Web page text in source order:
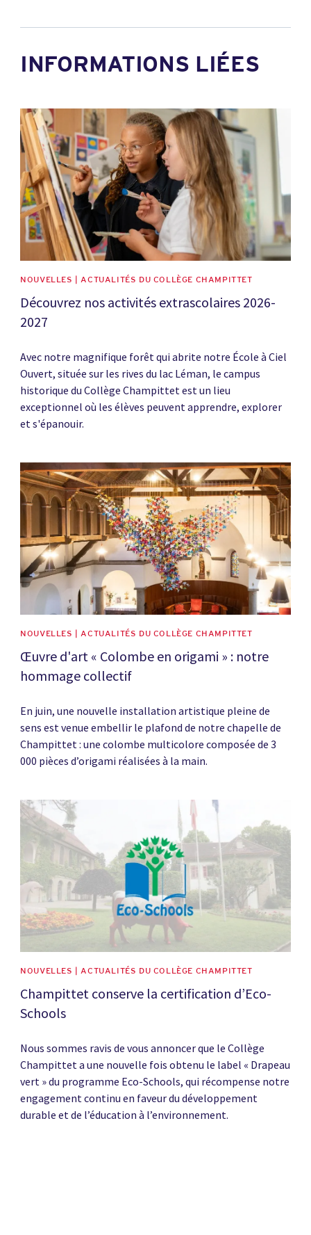
INFORMATIONS LIÉES
News image
NOUVELLES | ACTUALITÉS DU COLLÈGE CHAMPITTET
Découvrez nos activités extrascolaires 2026-
2027
Avec notre magnifique forêt qui abrite notre École à Ciel
Ouvert, située sur les rives du lac Léman, le campus
historique du Collège Champittet est un lieu
exceptionnel où les élèves peuvent apprendre, explorer
et s'épanouir.
News image
NOUVELLES | ACTUALITÉS DU COLLÈGE CHAMPITTET
Œuvre d'art « Colombe en origami » : notre
hommage collectif
En juin, une nouvelle installation artistique pleine de
sens est venue embellir le plafond de notre chapelle de
Champittet : une colombe multicolore composée de 3
000 pièces d’origami réalisées à la main.
News image
NOUVELLES | ACTUALITÉS DU COLLÈGE CHAMPITTET
Champittet conserve la certification d’Eco-
Schools
Nous sommes ravis de vous annoncer que le Collège
Champittet a une nouvelle fois obtenu le label « Drapeau
vert » du programme Eco-Schools, qui récompense notre
engagement continu en faveur du développement
durable et de l’éducation à l’environnement.